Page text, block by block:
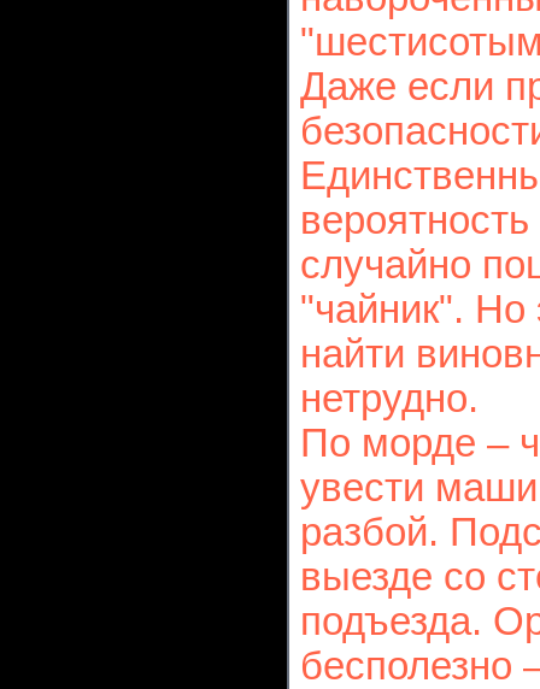
Даже если
случайно
"чайник". Но
найти
нетрудно.
По морде –
увести
разбой.
выезде со
подъезда.
бесполезно